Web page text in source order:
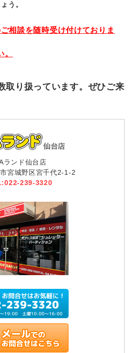
う。
相談を随時受け付けておりま
取り扱っています。ぜひご来
ランド仙台店
宮城野区宮千代2-1-2
239-3320